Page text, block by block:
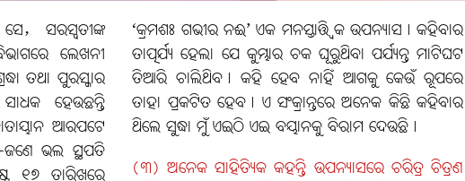
ସରସ୍ବତୀଙ୍କ
ଲେଖନୀ
ତଥା ପୁରସ୍କାର
ହେଉଛନ୍ତି
ଆରପଟେ
ଜଣେ ଭଲ ସ୍ଥପତି
୧୭ ତାରିଖରେ
‘କ୍ରମଶଃ ଗଭୀର ନଈ’ ଏକ ମନସ୍ତାତ୍ତ୍ବିକ ଉପନ୍ୟାସ। କହିବାର
ତାତ୍ପର୍ଯ୍ୟ ହେଲା ଯେ କୁମ୍ଭାର ଚକ ଘୂରୁଥିବା ପର୍ଯ୍ୟନ୍ତ ମାଟିଘଟ
ତିଆରି ଚାଲିଥିବ। କହି ହେବ ନାହିଁ ଆଗକୁ କେଉଁ ରୂପରେ
ତାହା ପ୍ରକଟିତ ହେବ। ଏ ସଂକ୍ରାନ୍ତରେ ଅନେକ କିଛି କହିବାର
ଥିଲେ ସୁଦ୍ଧା ମୁଁ ଏଇଠି ଏଇ ବୟାନକୁ ବିରାମ ଦେଉଛି।
(୩) ଅନେକ ସାହିତ୍ୟିକ କହନ୍ତି ଉପନ୍ୟାସରେ ଚରିତ୍ର ଚିତ୍ରଣ